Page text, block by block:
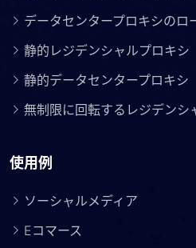
データセンタープロキシのロ
静的レジデンシャルプロキシ
静的データセンタープロキシ
無制限に回転するレジデンシ
使用例
ソーシャルメディア
Eコマース